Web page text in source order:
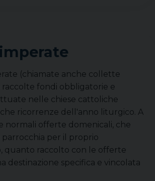
(chiamate anche collette
raccolte fondi obbligatorie e
nelle chiese cattoliche
ricorrenze dell'anno liturgico. A
normali offerte domenicali, che
per il proprio
quanto raccolto con le offerte
destinazione specifica e vincolata